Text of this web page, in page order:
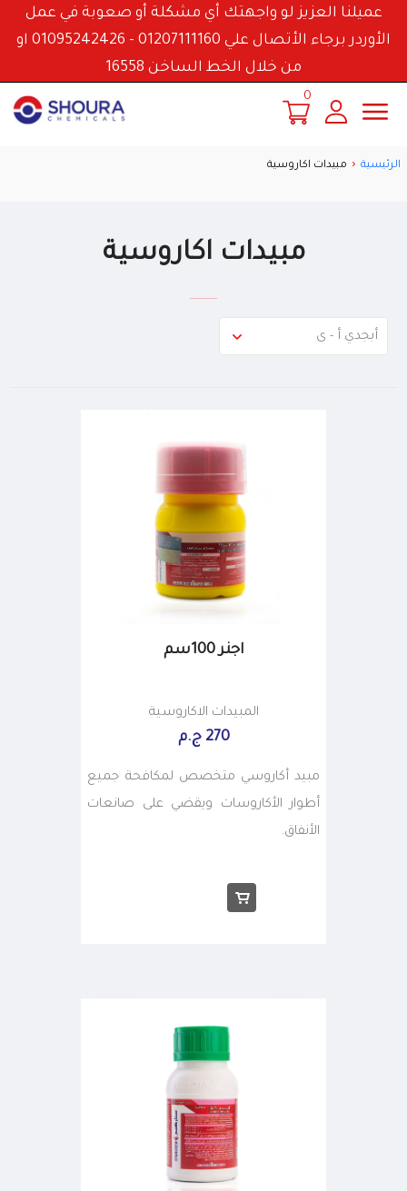
عميلنا العزيز لو واجهتك أي مشكلة أو صعوبة في عمل
الأوردر برجاء الأتصال علي 01207111160 - 01095242426 او
من خلال الخط الساخن 16558
0
الرئيسية مبيدات اكاروسية
مبيدات اكاروسية
اجنر 100سم
المبيدات الاكاروسية
270 ج.م
مبيد أكاروسي متخصص لمكافحة جميع
أطوار الأكاروسات ويقضي على صانعات
الأنفاق.